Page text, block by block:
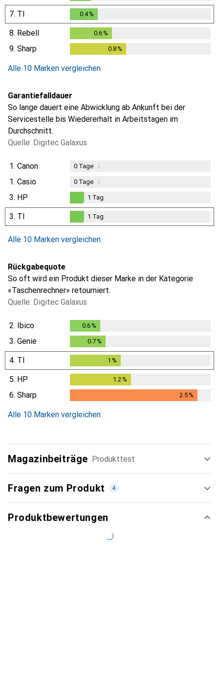
0.3%
7. TI 0.4%
8. Rebell 0.6 %
9. Sharp 0.8%
Alle 10 Marken vergleichen
Garantiefalldauer
So lange dauert eine Abwicklung ab Ankunft bei der
Servicestelle bis Wiedererhalt in Arbeitstagen im
Durchschnitt.
Quelle: Digitec Galaxus
1. Canon 0Tage i
1. Casio 0Tage i
3. HP
1Tag
1 Tag
3. TI
1Tag
1 Tag
Alle 10 Marken vergleichen
Rückgabequote
So oft wird ein Produkt dieser Marke in der Kategorie
«Taschenrechner» retourniert.
Quelle: Digitec Galaxus
2. Ibico 0.6 %
3. Genie 0.7%
4. TI 1 %
5. HP 1.2 %
6. Sharp 2.5%
Alle 10 Marken vergleichen
Magazinbeiträge Produkttest
Fragen zum Produkt 4
Produktbewertungen